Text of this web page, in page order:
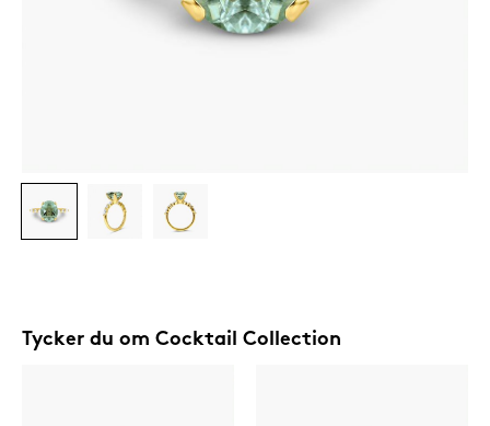
Tycker du om Cocktail Collection